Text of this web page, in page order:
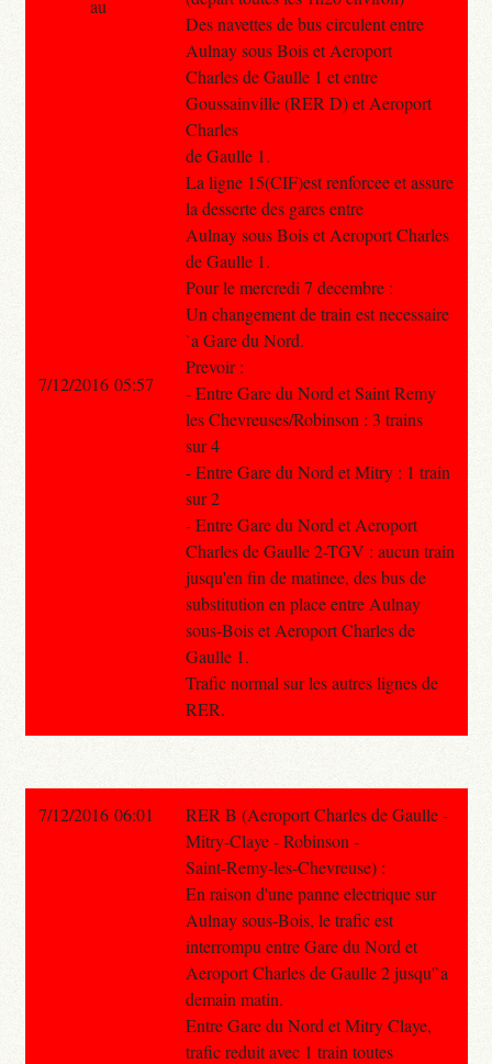
Des navettes de bus circulent entre
Aulnay sous Bois et Aeroport
Charles de Gaulle 1 et entre
Goussainville (RER D) et Aeroport
Charles
de Gaulle 1.
La ligne 15(CIF)est renforcee et assure
la desserte des gares entre
Aulnay sous Bois et Aeroport Charles
de Gaulle 1.
Pour le mercredi 7 decembre :
Un changement de train est necessaire
`a Gare du Nord.
Prevoir :
- Entre Gare du Nord et Saint Remy
les Chevreuses/Robinson : 3 trains
sur 4
- Entre Gare du Nord et Mitry : 1 train
sur 2
- Entre Gare du Nord et Aeroport
Charles de Gaulle 2-TGV : aucun train
jusqu'en fin de matinee, des bus de
substitution en place entre Aulnay
sous-Bois et Aeroport Charles de
Gaulle 1.
Trafic normal sur les autres lignes de
RER.
au
7/12/2016 05:57
7/12/2016 06:01
RER B (Aeroport Charles de Gaulle -
Mitry-Claye - Robinson -
Saint-Remy-les-Chevreuse) :
En raison d'une panne electrique sur
Aulnay sous-Bois, le trafic est
interrompu entre Gare du Nord et
Aeroport Charles de Gaulle 2 jusqu'`a
demain matin.
Entre Gare du Nord et Mitry Claye,
trafic reduit avec 1 train toutes